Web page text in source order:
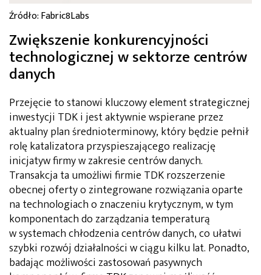
Źródło: Fabric8Labs
Zwiększenie konkurencyjności
technologicznej w sektorze centrów
danych
Przejęcie to stanowi kluczowy element strategicznej
inwestycji TDK i jest aktywnie wspierane przez
aktualny plan średnioterminowy, który będzie pełnił
rolę katalizatora przyspieszającego realizację
inicjatyw firmy w zakresie centrów danych.
Transakcja ta umożliwi firmie TDK rozszerzenie
obecnej oferty o zintegrowane rozwiązania oparte
na technologiach o znaczeniu krytycznym, w tym
komponentach do zarządzania temperaturą
w systemach chłodzenia centrów danych, co ułatwi
szybki rozwój działalności w ciągu kilku lat. Ponadto,
badając możliwości zastosowań pasywnych